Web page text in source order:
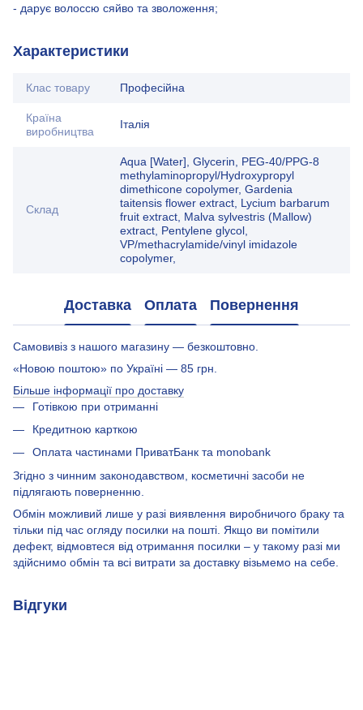
- дарує волоссю сяйво та зволоження;
Характеристики
Клас товару Професійна
Країна
виробництва
Італія
Склад
Aqua [Water], Glycerin, PEG-40/PPG-8
methylaminopropyl/Hydroxypropyl
dimethicone copolymer, Gardenia
taitensis flower extract, Lycium barbarum
fruit extract, Malva sylvestris (Mallow)
extract, Pentylene glycol,
VP/methacrylamide/vinyl imidazole
copolymer,
Доставка Оплата Повернення
Самовивіз з нашого магазину — безкоштовно.
«Новою поштою» по Україні — 85 грн.
Більше інформації про доставку
Готівкою при отриманні
Кредитною карткою
Оплата частинами ПриватБанк та monobank
Згідно з чинним законодавством, косметичні засоби не
підлягають поверненню.
Обмін можливий лише у разі виявлення виробничого браку та
тільки під час огляду посилки на пошті. Якщо ви помітили
дефект, відмовтеся від отримання посилки – у такому разі ми
здійснимо обмін та всі витрати за доставку візьмемо на себе.
Відгуки